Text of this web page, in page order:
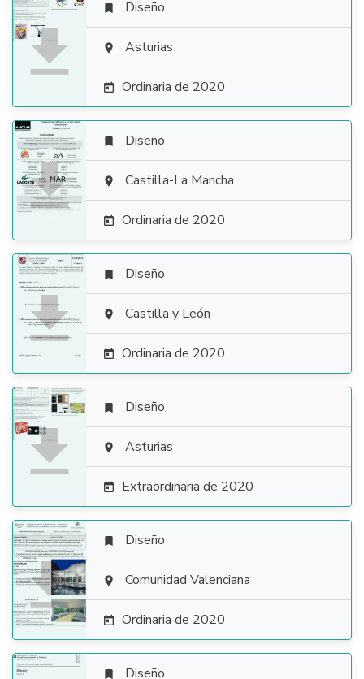

 Diseño
 Asturias
 Ordinaria de 2020

 Diseño
 Castilla-La Mancha
 Ordinaria de 2020

 Diseño
 Castilla y León
 Ordinaria de 2020

 Diseño
 Asturias
 Extraordinaria de 2020

 Diseño
 Comunidad Valenciana
 Ordinaria de 2020
 Diseño